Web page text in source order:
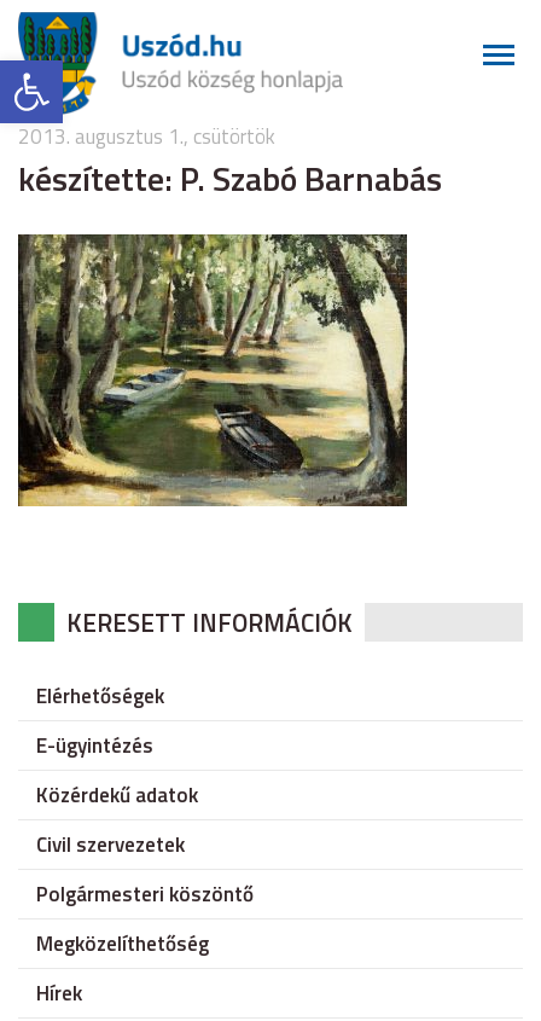
Eszköztár megnyitása
2013. augusztus 1., csütörtök
készítette: P. Szabó Barnabás
KERESETT INFORMÁCIÓK
Elérhetőségek
E-ügyintézés
Közérdekű adatok
Civil szervezetek
Polgármesteri köszöntő
Megközelíthetőség
Hírek